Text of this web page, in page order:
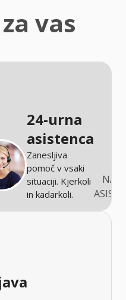
vas
24-urna
asistenca
Zanesljiva
pomoč v vsaki
situaciji. Kjerkoli
in kadarkoli.